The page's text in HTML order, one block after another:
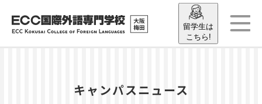
留学生は
こちら!
キャンパスニュース